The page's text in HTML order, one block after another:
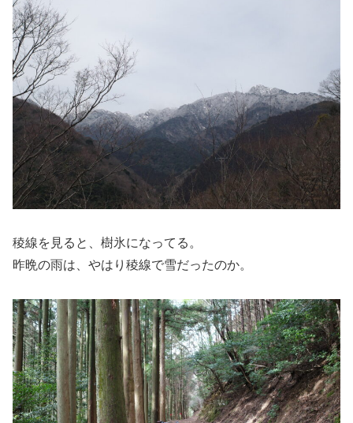
稜線を見ると、樹氷になってる。
昨晩の雨は、やはり稜線で雪だったのか。